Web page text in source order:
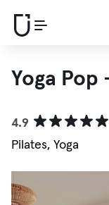
Yoga
4.9
Pilates, Yoga